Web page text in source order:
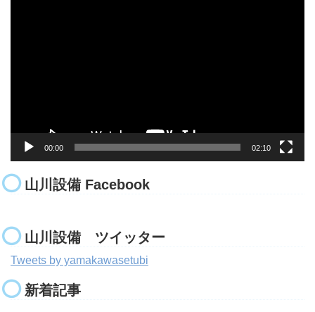
00:00 02:10
山川設備 Facebook
山川設備 ツイッター
Tweets by yamakawasetubi
新着記事